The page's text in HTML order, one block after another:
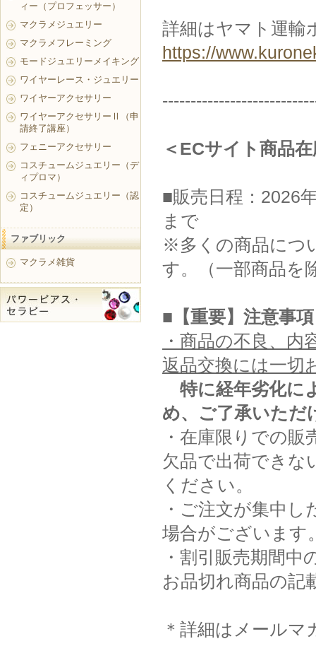
詳細はヤマト運輸
https://
＜ECサイト商品
■販売日程：2026
まで
※多くの商品につ
す。（一部商品を
■【重要】注意事項
・商品の不良、
返品交換には一切
特に経年劣化に
め、ご了承いただ
・在庫限りでの
欠品で出荷できな
ください。
・ご注文が集中
場合がございます
・割引販売期間
お品切れ商品の記
＊詳細はメール
ィー（プロフェッサー）
マクラメジュエリー
マクラメフレーミング
モードジュエリーメイキング
ワイヤーレース・ジュエリー
ワイヤーアクセサリー
ワイヤーアクセサリーⅡ（申
請終了講座）
フェニーアクセサリー
コスチュームジュエリー（デ
ィプロマ）
コスチュームジュエリー（認
定）
ファブリック
マクラメ雑貨